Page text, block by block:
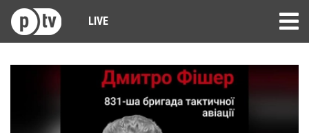
LIVE